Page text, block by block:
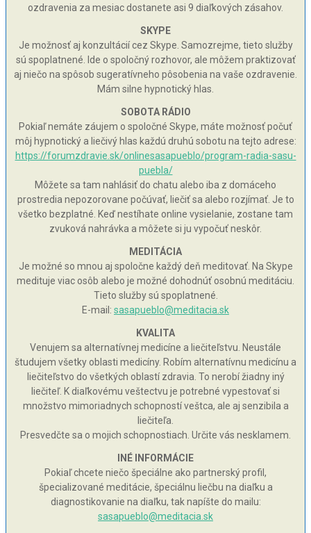
ozdravenia za mesiac dostanete asi 9 diaľkových zásahov.
SKYPE
Je možnosť aj konzultácií cez Skype. Samozrejme, tieto služby
sú spoplatnené. Ide o spoločný rozhovor, ale môžem praktizovať
aj niečo na spôsob sugeratívneho pôsobenia na vaše ozdravenie.
Mám silne hypnotický hlas.
SOBOTA RÁDIO
Pokiaľ nemáte záujem o spoločné Skype, máte možnosť počuť
môj hypnotický a liečivý hlas každú druhú sobotu na tejto adrese:
https://forumzdravie.sk/onlinesasapueblo/program-radia-sasu-
puebla/
Môžete sa tam nahlásiť do chatu alebo iba z domáceho
prostredia nepozorovane počúvať, liečiť sa alebo rozjímať. Je to
všetko bezplatné. Keď nestíhate online vysielanie, zostane tam
zvuková nahrávka a môžete si ju vypočuť neskôr.
MEDITÁCIA
Je možné so mnou aj spoločne každý deň meditovať. Na Skype
medituje viac osôb alebo je možné dohodnúť osobnú meditáciu.
Tieto služby sú spoplatnené.
E-mail: sasapueblo@meditacia.sk
KVALITA
Venujem sa alternatívnej medicíne a liečiteľstvu. Neustále
študujem všetky oblasti medicíny. Robím alternatívnu medicínu a
liečiteľstvo do všetkých oblastí zdravia. To nerobí žiadny iný
liečiteľ. K diaľkovému veštectvu je potrebné vypestovať si
množstvo mimoriadnych schopností veštca, ale aj senzibila a
liečiteľa.
Presvedčte sa o mojich schopnostiach. Určite vás nesklamem.
INÉ INFORMÁCIE
Pokiaľ chcete niečo špeciálne ako partnerský profil,
špecializované meditácie, špeciálnu liečbu na diaľku a
diagnostikovanie na diaľku, tak napíšte do mailu:
sasapueblo@meditacia.sk